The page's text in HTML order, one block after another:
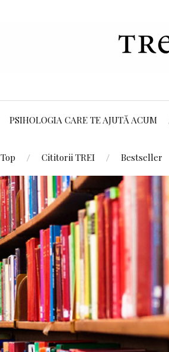
PSIHOLOGIA CARE TE AJUTĂ ACUM
Top Cititorii TREI Bestseller